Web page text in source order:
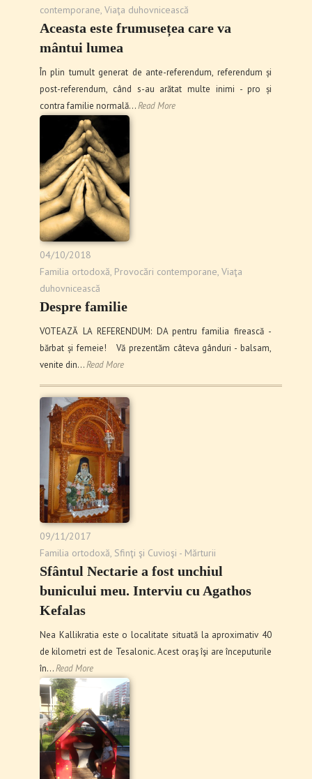
contemporane, Viaţa duhovnicească
Aceasta este frumusețea care va
mântui lumea
În plin tumult generat de ante-referendum, referendum și
post-referendum, când s-au arătat multe inimi - pro și
contra familie normală…Read More
04/10/2018
Familia ortodoxă Provocări contemporane Viaţa
duhovnicească
Despre familie
VOTEAZĂ LA REFERENDUM: DA pentru familia firească -
bărbat și femeie! Vă prezentăm câteva gânduri - balsam,
venite din…Read More
09/11/2017
Familia ortodoxă, Sfinţi şi Cuvioşi - Mărturii
Sfântul Nectarie a fost unchiul
bunicului meu. Interviu cu Agathos
Kefalas
Nea Kallikratia este o localitate situată la aproximativ 40
de kilometri est de Tesalonic. Acest oraş îşi are începuturile
în…Read More